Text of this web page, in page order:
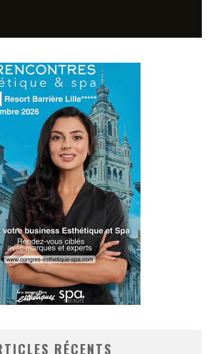
RÉCENTS